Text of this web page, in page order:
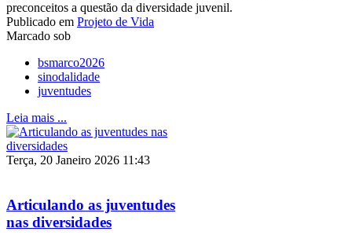
preconceitos a questão da diversidade juvenil.
Publicado em Projeto de Vida
Marcado sob
bsmarco2026
sinodalidade
juventudes
Leia mais ...
Terça, 20 Janeiro 2026 11:43
Articulando as juventudes
nas diversidades